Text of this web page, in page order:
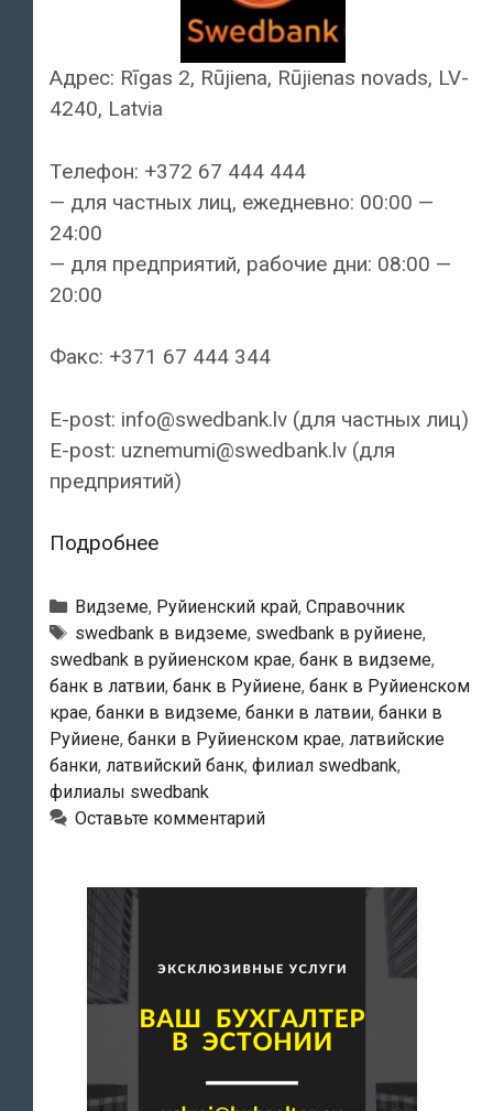
Адрес: Rīgas 2, Rūjiena, Rūjienas novads, LV-
4240, Latvia
Телефон: +372 67 444 444
— для частных лиц, ежедневно: 00:00 —
24:00
— для предприятий, рабочие дни: 08:00 —
20:00
Факс: +371 67 444 344
E-post: info@swedbank.lv (для частных лиц)
E-post: uznemumi@swedbank.lv (для
предприятий)
ПодробнееSwedbank
Руйиенский
филиал
Рубрики
Видземе, Руйиенский край, Справочник
Тэги
swedbank в видземе, swedbank в руйиене,
swedbank в руйиенском крае, банк в видземе,
банк в латвии, банк в Руйиене, банк в Руйиенском
крае, банки в видземе, банки в латвии, банки в
Руйиене, банки в Руйиенском крае, латвийские
банки, латвийский банк, филиал swedbank,
филиалы swedbank
Оставьте комментарий